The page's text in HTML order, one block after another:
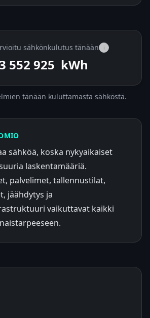
sähkönkulutus tänään i
554 389 kWh
tänään kuluttamasta sähköstä.
sähköä, koska nykyaikaiset
laskentamääriä.
palvelimet, tallennustilat,
jäähdytys ja
vaikuttavat kaikki